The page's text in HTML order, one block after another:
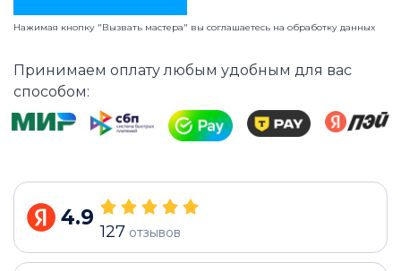
Нажимая кнопку "Вызвать мастера" вы соглашаетесь на обработку данных
Принимаем оплату любым удобным для вас
способом:
4.9
127 отзывов